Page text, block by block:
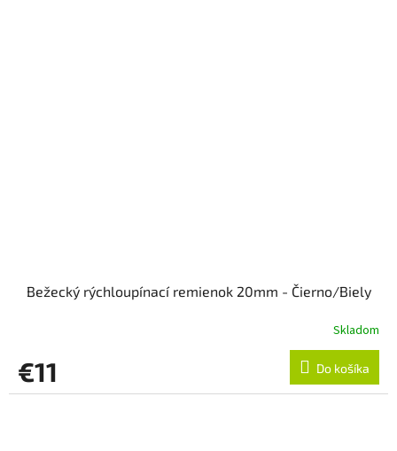
Bežecký rýchloupínací remienok 20mm - Čierno/Biely
Skladom
€11 Do košíka